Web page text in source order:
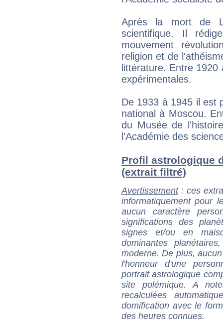
Après la mort de
scientifique. Il
mouvement
religion et de
littérature. Entre
expérimentales.
De 1933 à 1945 il est
national à Moscou.
du Musée de
l'Académie des
Profil astrologique
(extrait filtré)
Avertissement: ces
informatiquement pour
aucun caractère
significations des
signes et/ou en
dominantes
moderne. De plus,
l'honneur d'une
portrait astrologique
site polémique. A
recalculées
domification avec le
des heures connues.